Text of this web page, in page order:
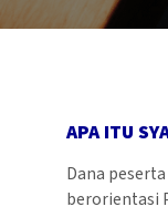
APA ITU
Dana
berorientasi